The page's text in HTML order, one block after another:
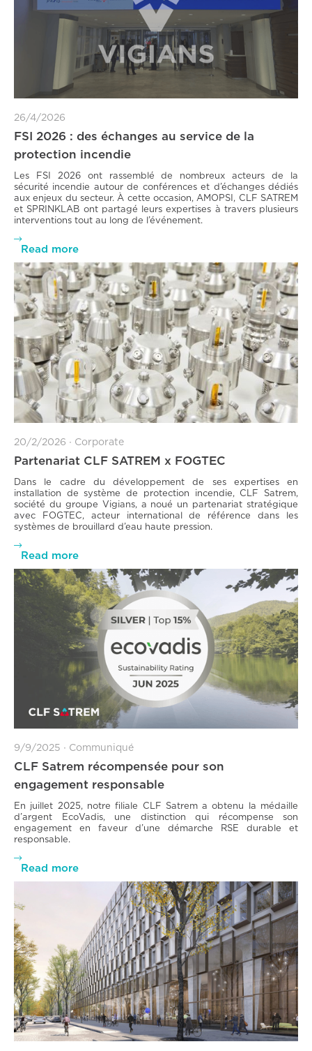
26/4/2026
FSI 2026 : des échanges au service de la
protection incendie
Les FSI 2026 ont rassemblé de nombreux acteurs de la
sécurité incendie autour de conférences et d’échanges dédiés
aux enjeux du secteur. À cette occasion, AMOPSI, CLF SATREM
et SPRINKLAB ont partagé leurs expertises à travers plusieurs
interventions tout au long de l’événement.

Read more
20/2/2026 ∙ Corporate
Partenariat CLF SATREM x FOGTEC
Dans le cadre du développement de ses expertises en
installation de système de protection incendie, CLF Satrem,
société du groupe Vigians, a noué un partenariat stratégique
avec FOGTEC, acteur international de référence dans les
systèmes de brouillard d’eau haute pression.

Read more
9/9/2025 ∙ Communiqué
CLF Satrem récompensée pour son
engagement responsable
En juillet 2025, notre filiale CLF Satrem a obtenu la médaille
d’argent EcoVadis, une distinction qui récompense son
engagement en faveur d’une démarche RSE durable et
responsable.

Read more